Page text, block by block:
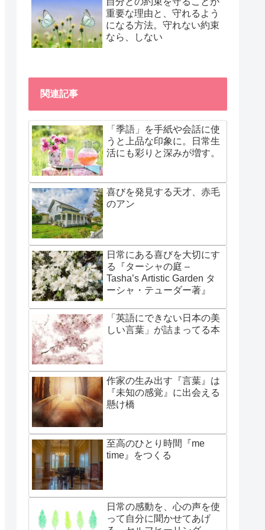
重要な理由と、守れるよう
になる方法。守れない約束
なら、しない
関連記事
「季語」を手紙や会話に使
うと上品な印象に。日常生
活にも彩りと深みが増す。
喜びを発見する天才、赤毛
のアン
日常にある喜びを大切にす
る『ターシャの庭 –
Tasha’s Artistic Garden タ
ーシャ・テューダー著』
「英語にできない日本の美
しい言葉」が詰まってる本
作家の生み出す『言葉』は
『未知の感覚』に出会える
懸け橋
至高のひとり時間『me
time』をつくる
日常の感動を、心の声を使
って自分に聞かせてあげ